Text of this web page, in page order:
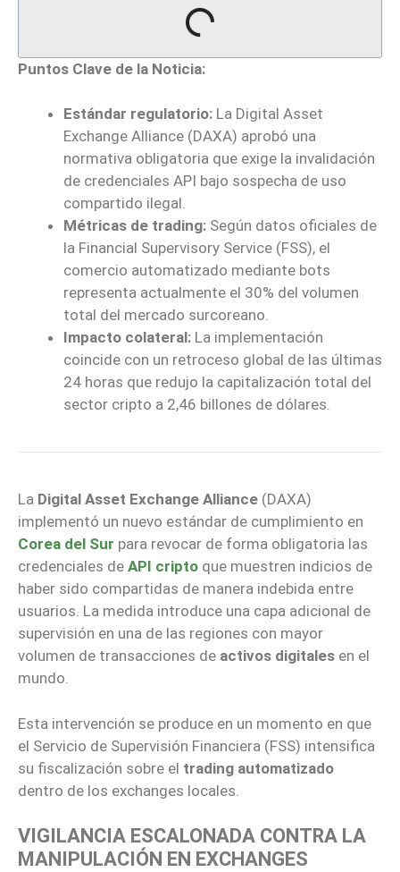
Puntos Clave de la Noticia:
Estándar regulatorio: La Digital Asset
Exchange Alliance (DAXA) aprobó una
normativa obligatoria que exige la invalidación
de credenciales API bajo sospecha de uso
compartido ilegal.
Métricas de trading: Según datos oficiales de
la Financial Supervisory Service (FSS), el
comercio automatizado mediante bots
representa actualmente el 30% del volumen
total del mercado surcoreano.
Impacto colateral: La implementación
coincide con un retroceso global de las últimas
24 horas que redujo la capitalización total del
sector cripto a 2,46 billones de dólares.
La Digital Asset Exchange Alliance (DAXA)
implementó un nuevo estándar de cumplimiento en
Corea del Sur para revocar de forma obligatoria las
credenciales de API cripto que muestren indicios de
haber sido compartidas de manera indebida entre
usuarios. La medida introduce una capa adicional de
supervisión en una de las regiones con mayor
volumen de transacciones de activos digitales en el
mundo.
Esta intervención se produce en un momento en que
el Servicio de Supervisión Financiera (FSS) intensifica
su fiscalización sobre el trading automatizado
dentro de los exchanges locales.
VIGILANCIA ESCALONADA CONTRA LA
MANIPULACIÓN EN EXCHANGES